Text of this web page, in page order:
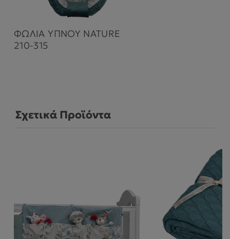
ΦΩΛΙΑ ΥΠΝΟΥ NATURE
210-315
Σχετικά Προϊόντα